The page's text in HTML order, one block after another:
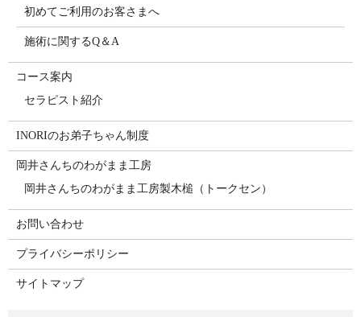
初めてご利用のお客さまへ
施術に関するQ＆A
コース案内
セラピスト紹介
INORIのお弟子ちゃん制度
岡井さんちのわがまま工房
岡井さんちのわがまま工房製木槌（トークセン）
お問い合わせ
プライバシーポリシー
サイトマップ